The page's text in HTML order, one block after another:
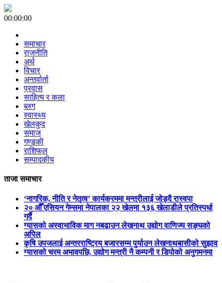
00:00:00
समाचार
राजनीति
अर्थ
विचार
अन्तर्वार्ता
प्रवास
साहित्य र कला
ब्लग
स्वास्थ्य
खेलकुद
समाज
गण्डकी
राशिफल
सम्पादकीय
ताजा समाचार
‘नागरिक, नीति र नेतृत्व’ कार्यक्रममा मन्त्रीलाई जोड्दै रास्वपा
२० औँ एसियन गेम्समा नेपालका २२ खेलमा १३६ खेलाडीले प्रतिस्पर्धा
गर्दै
ग्यासको अस्वाभाविक माग नबढाउन लेखनाथ उद्योग वाणिज्य सङ्घको
अपिल
कृषि उपजलाई अन्तरराष्ट्रिय बजारसम्म पुर्याउन लेखनाथबासीको सुझाव
ग्यासको चरम अभावपछि, उद्योग मन्त्री नै कम्पनी र डिपोको अनुगमनमा